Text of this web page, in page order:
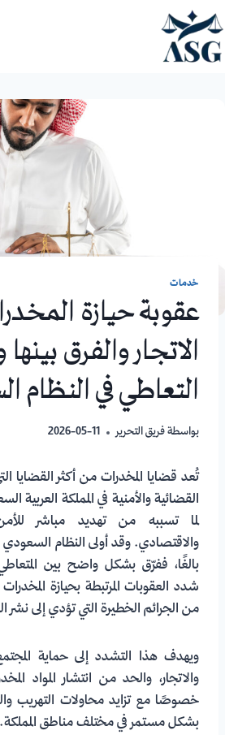
خدمات
عقوبة حيازة
الاتجار والفرق
التعاطي في النظام
بواسطةفريق التحرير 2026-05-11
تُعد قضايا المخدرات من أكثر القضايا
القضائية والأمنية في المملكة العربية
لما تسببه من تهديد مباشر
والاقتصادي. وقد أولى النظام السعودي
بالغًا، ففرّق بشكل واضح بين المتعاطي،
شدد العقوبات المرتبطة بحيازة
من الجرائم الخطيرة التي تؤدي إلى نشر
ويهدف هذا التشدد إلى حماية
والاتجار، والحد من انتشار المواد
خصوصًا مع تزايد محاولات التهريب
بشكل مستمر في مختلف مناطق المملكة.